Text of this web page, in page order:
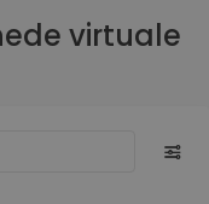
virtuale